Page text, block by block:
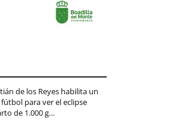
de los Reyes habilita un
para ver el eclipse
de 1.000 g…